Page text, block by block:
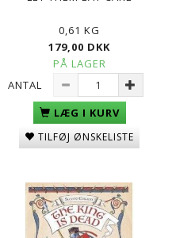
0,61 KG
179,00 DKK
PÅ LAGER
ANTAL
LÆG I KURV
TILFØJ ØNSKELISTE